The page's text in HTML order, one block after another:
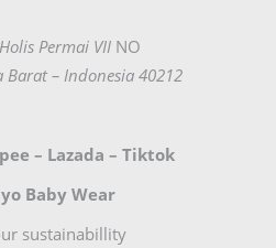
Holis Permai VII NO
Barat – Indonesia 40212
– Lazada – Tiktok
Baby Wear
sustainabillity